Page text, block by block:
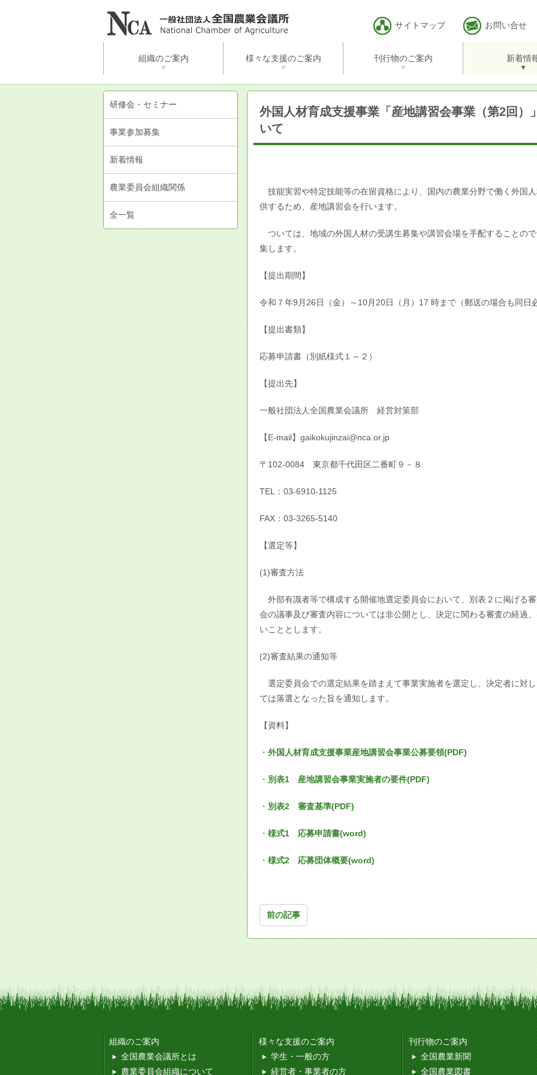
サイトマップ お問い合せ
組織のご案内
全国農業会議所とは
農業委員会組織について
農業委員会の活動状況
活動案内
公開資料
採用情報
会員情報
様々な支援のご案内
学生・一般の方
経営者・事業者の方
行政・農業委員会組織の方
知りたい内容から探す
事業名から探す
刊行物のご案内
全国農業新聞
全国農業図書
調査・統計
新着情
外国人材育成支援事業「産地講習会事業（第2回）
いて
技能実習や特定技能等の在留資格により、国内の農業分野で働く外国
供するため、産地講習会を行います。
ついては、地域の外国人材の受講生募集や講習会場を手配することの
集します。
【提出期間】
令和７年9月26日（金）～10月20日（月）17 時まで（郵送の場合も同日
【提出書類】
応募申請書（別紙様式１～２）
【提出先】
一般社団法人全国農業会議所 経営対策部
【E-mail】gaikokujinzai@nca.or.jp
〒102-0084 東京都千代田区二番町９－８
TEL：03-6910-1125
FAX：03-3265-5140
【選定等】
(1)審査方法
外部有識者等で構成する開催地選定委員会において、別表２に掲げる
会の議事及び審査内容については非公開とし、決定に関わる審査の経過
いこととします。
(2)審査結果の通知等
選定委員会での選定結果を踏まえて事業実施者を選定し、決定者に対
ては落選となった旨を通知します。
【資料】
・ 外国人材育成支援事業産地講習会事業公募要領(PDF)
・ 別表1 産地講習会事業実施者の要件(PDF)
・ 別表2 審査基準(PDF)
・ 様式1 応募申請書(word)
・ 様式2 応募団体概要(word)
前の記事
研修会・セミナー
事業参加募集
新着情報
農業委員会組織関係
全一覧
組織のご案内
全国農業会議所とは
農業委員会組織について
様々な支援のご案内
学生・一般の方
経営者・事業者の方
刊行物のご案内
全国農業新聞
全国農業図書